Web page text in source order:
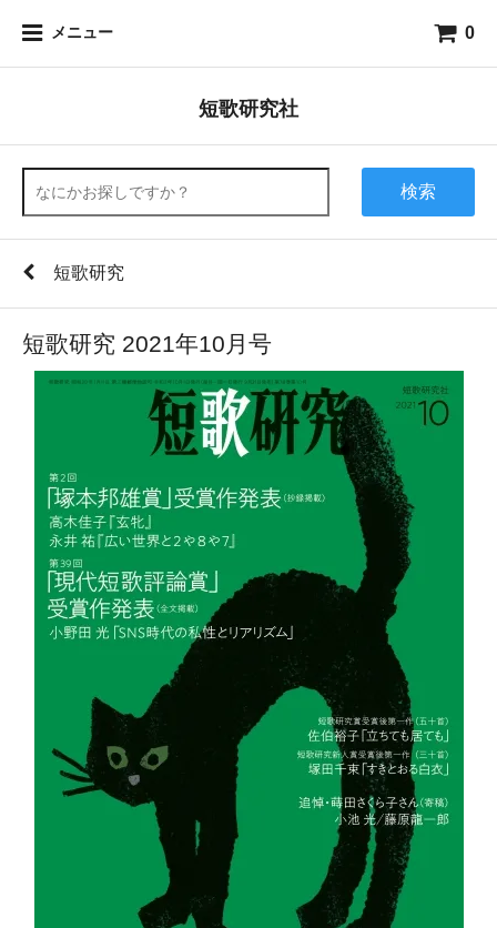
メニュー 0
短歌研究社
検索
短歌研究
短歌研究 2021年10月号